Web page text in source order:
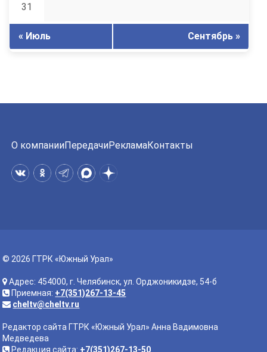
31
« Июль Сентябрь »
О компанииПередачиРекламаКонтакты
© 2026 ГТРК «Южный Урал»
Адрес: 454000, г. Челябинск, ул. Орджоникидзе, 54-б
Приемная: +7(351)267-13-45
cheltv@cheltv.ru
Редактор сайта ГТРК «Южный Урал» Анна Вадимовна
Медведева
Редакция сайта: +7(351)267-13-50